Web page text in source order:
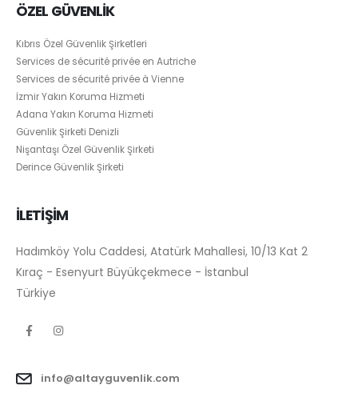
ÖZEL GÜVENLİK
Kıbrıs Özel Güvenlik Şirketleri
Services de sécurité privée en Autriche
Services de sécurité privée à Vienne
İzmir Yakın Koruma Hizmeti
Adana Yakın Koruma Hizmeti
Güvenlik Şirketi Denizli
Nişantaşı Özel Güvenlik Şirketi
Derince Güvenlik Şirketi
İLETİŞİM
Hadımköy Yolu Caddesi, Atatürk Mahallesi, 10/13 Kat 2
Kıraç - Esenyurt Büyükçekmece - İstanbul
Türkiye
info@altayguvenlik.com